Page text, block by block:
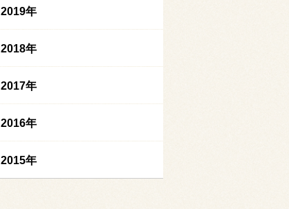
2019年
2018年
2017年
2016年
2015年